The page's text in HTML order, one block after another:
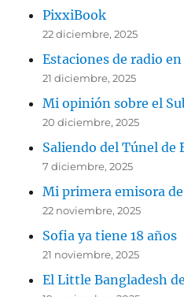
PixxiBook
22 diciembre, 2025
Estaciones de radio
21 diciembre, 2025
Mi opinión sobre el
20 diciembre, 2025
Saliendo del Túnel de
7 diciembre, 2025
Mi primera emisora
22 noviembre, 2025
Sofia ya tiene 18 años
21 noviembre, 2025
El Little Bangladesh